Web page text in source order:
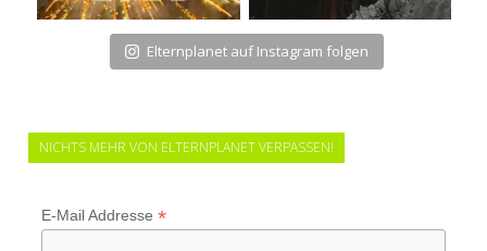
Elternplanet auf Instagram folgen
NICHTS MEHR VON ELTERNPLANET VERPASSEN!
E-Mail Addresse *